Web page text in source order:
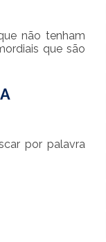
não tenham
que são
por palavra